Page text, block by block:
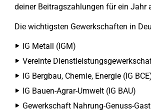
deiner Beitragszahlungen für ein Jahr
Die wichtigsten Gewerkschaften in
IG Metall (IGM)
Vereinte
IG Bergbau, Chemie, Energie (IG
IG Bauen-Agrar-Umwelt (IG BAU)
Gewerkschaft Nahrung-Genuss-